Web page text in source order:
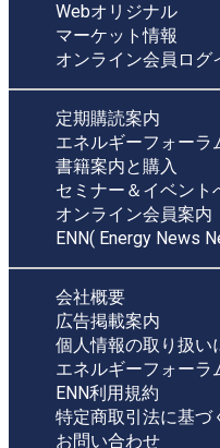
Webオリジナル
マーケット情報
オンライン会員ログ
定期購読案内
エネルギーフォーラ
書籍案内と購入
セミナー＆イベント
オンライン会員案内
ENN( Energy News
会社概要
広告掲載案内
個人情報の取り扱い
エネルギーフォーラ
ENN利用規約
特定商取引法に基づ
お問い合わせ